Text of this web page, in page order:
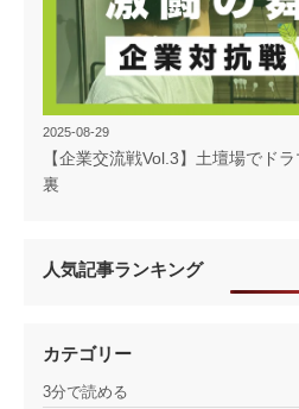
2025-08-29
【企業交流戦Vol.3】土壇場でド
裏
人気記事ランキング
カテゴリー
3分で読める